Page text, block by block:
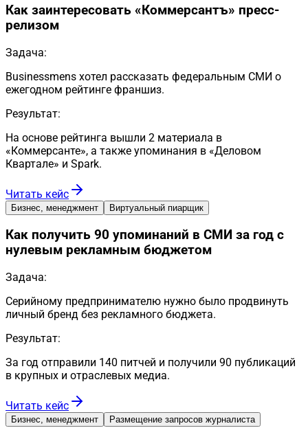
Как заинтересовать «Коммерсантъ» пресс-
релизом
Задача:
Businessmens хотел рассказать федеральным СМИ о
ежегодном рейтинге франшиз.
Результат:
На основе рейтинга вышли 2 материала в
«Коммерсанте», а также упоминания в «Деловом
Квартале» и Spark.
Читать кейс
Бизнес, менеджмент Виртуальный пиарщик
Как получить 90 упоминаний в СМИ за год с
нулевым рекламным бюджетом
Задача:
Серийному предпринимателю нужно было продвинуть
личный бренд без рекламного бюджета.
Результат:
За год отправили 140 питчей и получили 90 публикаций
в крупных и отраслевых медиа.
Читать кейс
Бизнес, менеджмент Размещение запросов журналиста